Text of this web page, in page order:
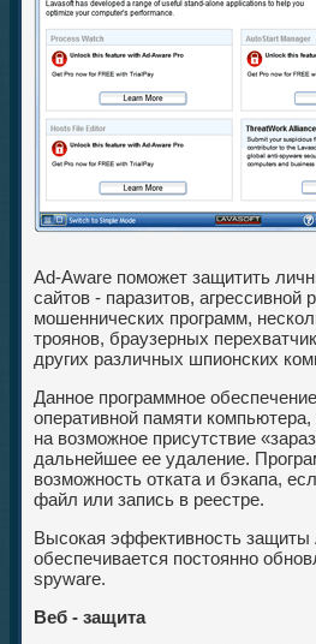
Ad-Aware поможет защитить
сайтов - паразитов,
мошеннических программ,
троянов, браузерных
других различных шпионских
Данное программное
оперативной памяти компьютера,
на возможное присутствие
дальнейшее ее удаление.
возможность отката и бэкапа,
файл или запись в реестре.
Высокая эффективность защиты
обеспечивается постоянно
spyware.
Веб - защита